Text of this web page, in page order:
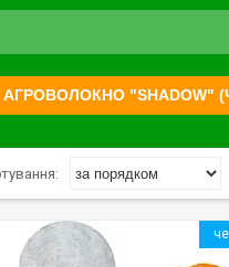
АГРОВОЛОКНО "SHADOW"